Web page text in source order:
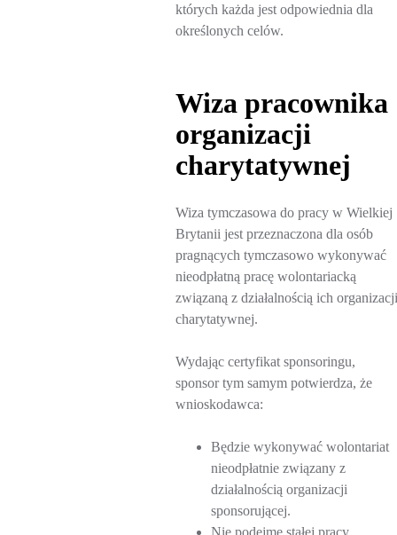
których każda jest odpowiednia dla
określonych celów.
Wiza pracownika
organizacji
charytatywnej
Wiza tymczasowa do pracy w Wielkiej
Brytanii jest przeznaczona dla osób
pragnących tymczasowo wykonywać
nieodpłatną pracę wolontariacką
związaną z działalnością ich organizacji
charytatywnej.
Wydając certyfikat sponsoringu,
sponsor tym samym potwierdza, że
wnioskodawca:
Będzie wykonywać wolontariat
nieodpłatnie związany z
działalnością organizacji
sponsorującej.
Nie podejmę stałej pracy.